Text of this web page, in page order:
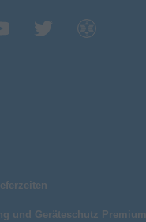
und Geräteschutz Premium